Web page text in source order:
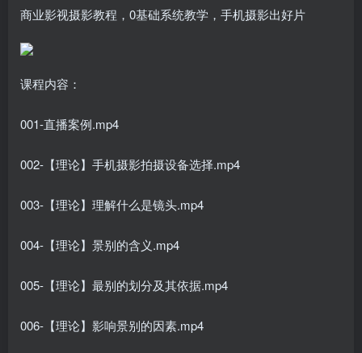
商业影视摄影教程，0基础系统教学，手机摄影出好片
课程内容：
001-直播案例.mp4
002-【理论】手机摄影拍摄设备选择.mp4
003-【理论】理解什么是镜头.mp4
004-【理论】景别的含义.mp4
005-【理论】最别的划分及其依据.mp4
006-【理论】影响景别的因素.mp4